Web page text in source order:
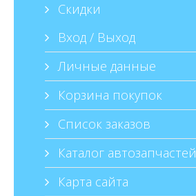
Скидки
Вход / Выход
Личные данные
Корзина покупок
Список заказов
Каталог автозапчастей
Карта сайта